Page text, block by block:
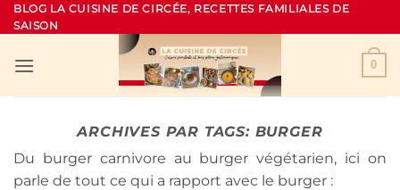
Passer
au
BLOG LA CUISINE DE CIRCÉE, RECETTES FAMILIALES DE
SAISON
0
ARCHIVES PAR TAGS: BURGER
Du burger carnivore au burger végétarien, ici on
parle de tout ce qui a rapport avec le burger :